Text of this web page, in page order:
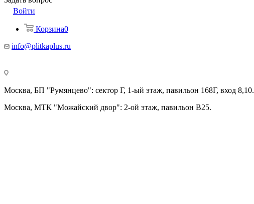
Войти
Корзина0
info@plitkaplus.ru
Москва, БП "Румянцево": сектор Г, 1-ый этаж, павильон 168Г, вход 8,10.
Москва, МТК "Можайский двор": 2-ой этаж, павильон В25.